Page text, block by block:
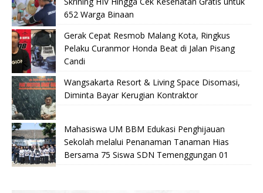
652 Warga Binaan
Gerak Cepat Resmob Malang Kota, Ringkus
Pelaku Curanmor Honda Beat di Jalan Pisang
Candi
Wangsakarta Resort & Living Space Disomasi,
Diminta Bayar Kerugian Kontraktor
Mahasiswa UM BBM Edukasi Penghijauan
Sekolah melalui Penanaman Tanaman Hias
Bersama 75 Siswa SDN Temenggungan 01